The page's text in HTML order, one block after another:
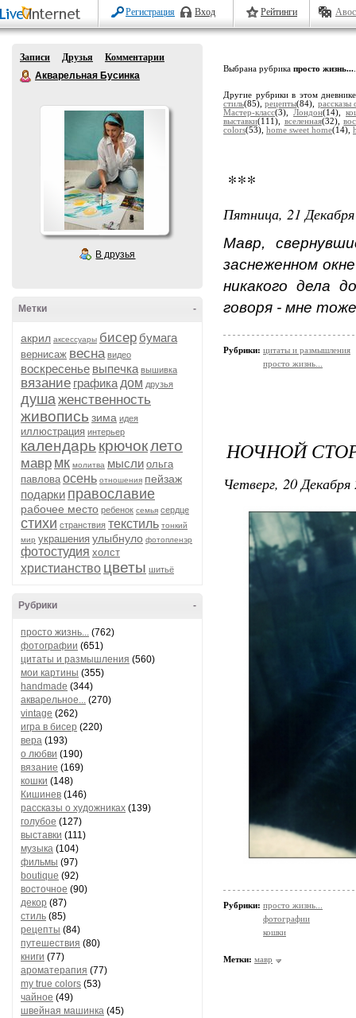
Регистрация Вход Рейтинги
Записи Друзья
Комментарии
Акварельная Бусинка
В друзья
-
Метки
акрил аксессуары бисер бумага
вернисаж весна видео
воскресенье выпечка вышивка
вязание графика дом друзья
душаженственность
живопись зима идея
иллюстрация интерьер
календарь крючоклето
мавр мк молитва мысли ольга
павлова осень отношения пейзаж
подарки православие
рабочее место ребенок семья сердце
стихи странствия текстиль тонкий
мир украшения улыбнуло фотопленэр
фотостудия холст
христианство цветы шитьё
-
Рубрики
просто жизнь... (762)
фотографии (651)
цитаты и размышления (560)
мои картины (355)
handmade (344)
акварельное... (270)
vintage (262)
игра в бисер (220)
вера (193)
о любви (190)
вязание (169)
кошки (148)
Кишинев (146)
рассказы о художниках (139)
голубое (127)
выставки (111)
музыка (104)
фильмы (97)
boutique (92)
восточное (90)
декор (87)
стиль (85)
рецепты (84)
путешествия (80)
книги (77)
ароматерапия (77)
my true colors (53)
чайное (49)
швейная машинка (45)
Выбрана рубрика просто жизнь...
Другие рубрики в этом
стиль(85),рецепты(84), рассказы
Мастер-класс(3), Лондон(14),
выставки(111), вселенная(32),
colors(53), home sweet home(14),
***
Пятница, 21
Мавр,
заснеженном
никакого дела
говоря - мне
Рубрики: цитаты и размышления
просто жизнь...
НОЧНОЙ
Четверг, 20
Рубрики: просто жизнь...
фотографии
кошки
Метки: мавр